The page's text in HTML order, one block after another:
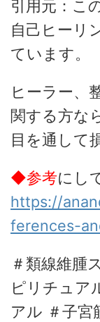
引用元：こ
自己ヒーリ
ています。
ヒーラー、
関する方な
目を通して
◆参考にし
https://
ferences-
＃類線維腫
ピリチュア
アル ＃子宮